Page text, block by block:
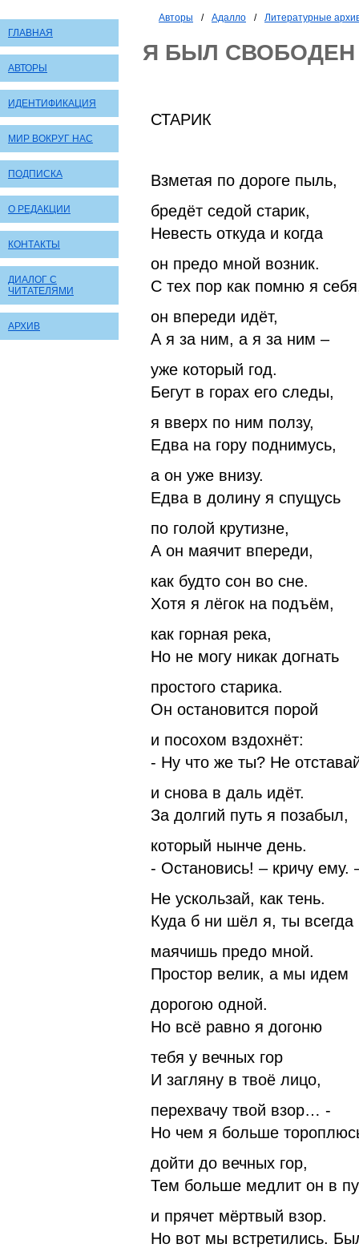
ГЛАВНАЯ
АВТОРЫ
ИДЕНТИФИКАЦИЯ
МИР ВОКРУГ НАС
ПОДПИСКА
О РЕДАКЦИИ
КОНТАКТЫ
ДИАЛОГ С
ЧИТАТЕЛЯМИ
АРХИВ
Авторы / Адалло / Литературные
Я БЫЛ СВОБОДЕН
СТАРИК
Взметая по дороге пыль,
бредёт седой старик,
Невесть откуда и когда
он предо мной возник.
С тех пор как помню я
он впереди идёт,
А я за ним, а я за ним –
уже который год.
Бегут в горах его следы,
я вверх по ним ползу,
Едва на гору поднимусь,
а он уже внизу.
Едва в долину я спущусь
по голой крутизне,
А он маячит впереди,
как будто сон во сне.
Хотя я лёгок на подъём,
как горная река,
Но не могу никак догнать
простого старика.
Он остановится порой
и посохом вздохнёт:
- Ну что же ты? Не
и снова в даль идёт.
За долгий путь я позабыл,
который нынче день.
- Остановись! – кричу ему.
Не ускользай, как тень.
Куда б ни шёл я, ты всегда
маячишь предо мной.
Простор велик, а мы идем
дорогою одной.
Но всё равно я догоню
тебя у вечных гор
И загляну в твоё лицо,
перехвачу твой взор… -
Но чем я больше
дойти до вечных гор,
Тем больше медлит он в
и прячет мёртвый взор.
Но вот мы встретились.